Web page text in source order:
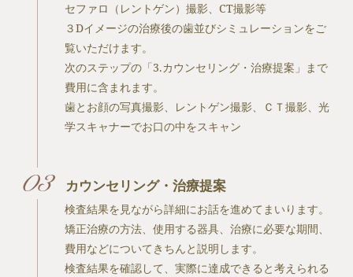
セファロ（レントゲン）撮影、CT撮影等
３Dイメージの治療後の歯並びシミュレーションをご
覧いただけます。
次のステップの「3.カウンセリング・治療提案」まで
費用に含まれます。
歯とお顔の写真撮影、レントゲン撮影、ＣＴ撮影、光
学スキャナーでお口の中をスキャン
カウンセリング・治療提案
検査結果を見ながら詳細にお話を進めてまいります。
矯正治療の方法、使用する器具、治療に必要な期間、
費用などについてきちんと説明します。
検査結果を確認して、実際に達成できると考えられる